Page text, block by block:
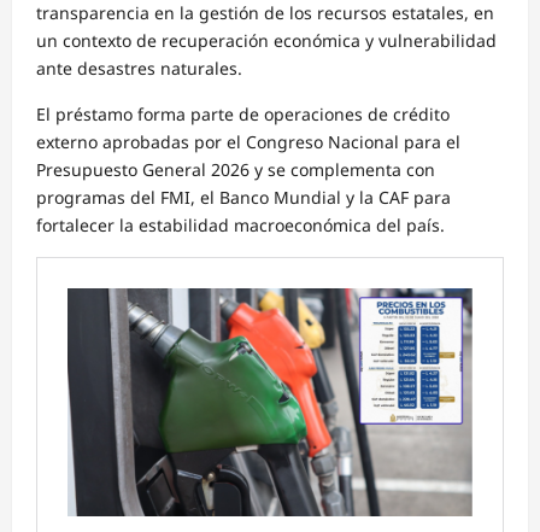
transparencia en la gestión de los recursos estatales, en
un contexto de recuperación económica y vulnerabilidad
ante desastres naturales.
El préstamo forma parte de operaciones de crédito
externo aprobadas por el Congreso Nacional para el
Presupuesto General 2026 y se complementa con
programas del FMI, el Banco Mundial y la CAF para
fortalecer la estabilidad macroeconómica del país.